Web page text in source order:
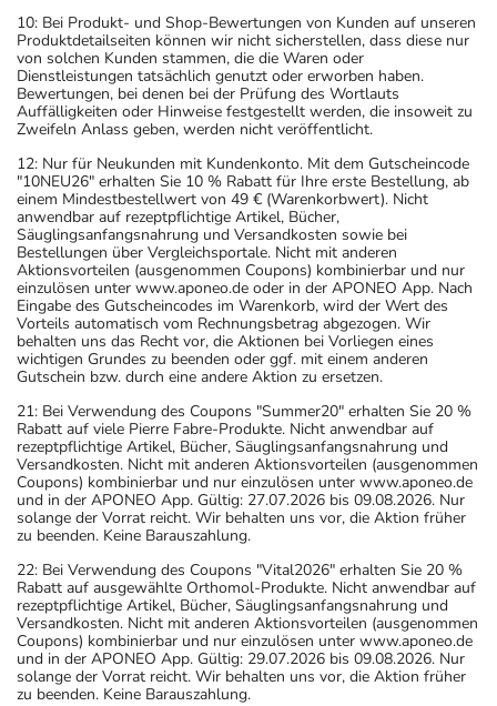
10: Bei Produkt- und Shop-Bewertungen von Kunden auf unseren
Produktdetailseiten können wir nicht sicherstellen, dass diese nur
von solchen Kunden stammen, die die Waren oder
Dienstleistungen tatsächlich genutzt oder erworben haben.
Bewertungen, bei denen bei der Prüfung des Wortlauts
Auffälligkeiten oder Hinweise festgestellt werden, die insoweit zu
Zweifeln Anlass geben, werden nicht veröffentlicht.
12: Nur für Neukunden mit Kundenkonto. Mit dem Gutscheincode
"10NEU26" erhalten Sie 10 % Rabatt für Ihre erste Bestellung, ab
einem Mindestbestellwert von 49 € (Warenkorbwert). Nicht
anwendbar auf rezeptpflichtige Artikel, Bücher,
Säuglingsanfangsnahrung und Versandkosten sowie bei
Bestellungen über Vergleichsportale. Nicht mit anderen
Aktionsvorteilen (ausgenommen Coupons) kombinierbar und nur
einzulösen unter www.aponeo.de oder in der APONEO App. Nach
Eingabe des Gutscheincodes im Warenkorb, wird der Wert des
Vorteils automatisch vom Rechnungsbetrag abgezogen. Wir
behalten uns das Recht vor, die Aktionen bei Vorliegen eines
wichtigen Grundes zu beenden oder ggf. mit einem anderen
Gutschein bzw. durch eine andere Aktion zu ersetzen.
21: Bei Verwendung des Coupons "Summer20" erhalten Sie 20 %
Rabatt auf viele Pierre Fabre-Produkte. Nicht anwendbar auf
rezeptpflichtige Artikel, Bücher, Säuglingsanfangsnahrung und
Versandkosten. Nicht mit anderen Aktionsvorteilen (ausgenommen
Coupons) kombinierbar und nur einzulösen unter www.aponeo.de
und in der APONEO App. Gültig: 27.07.2026 bis 09.08.2026. Nur
solange der Vorrat reicht. Wir behalten uns vor, die Aktion früher
zu beenden. Keine Barauszahlung.
22: Bei Verwendung des Coupons "Vital2026" erhalten Sie 20 %
Rabatt auf ausgewählte Orthomol-Produkte. Nicht anwendbar auf
rezeptpflichtige Artikel, Bücher, Säuglingsanfangsnahrung und
Versandkosten. Nicht mit anderen Aktionsvorteilen (ausgenommen
Coupons) kombinierbar und nur einzulösen unter www.aponeo.de
und in der APONEO App. Gültig: 29.07.2026 bis 09.08.2026. Nur
solange der Vorrat reicht. Wir behalten uns vor, die Aktion früher
zu beenden. Keine Barauszahlung.